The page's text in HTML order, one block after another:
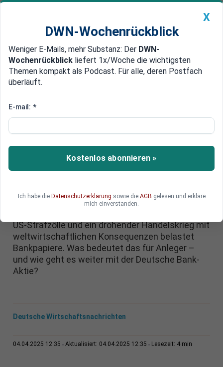
Newsticker MEIN DWN: Geldanlage Premium
Edelmetalle DWN-Magazin China
Deutsche Bank-Aktie bricht ein:
Anleger jetzt die Deutsche Bank-
Aktie verkaufen?
mehr als 11 Prozent an Wert verloren und zählt
US-Strafzölle und ein drohender Handelskrieg mit
weltwirtschaftlichen Konsequenzen belastet
Bankpapiere. Was bedeutet das für Anleger –
und wie geht es weiter mit der Deutsche Bank-
Aktie?
Deutsche Wirtschaftsnachrichten
04.04.2025 12:35 Aktualisiert: 04.04.2025 12:35 Lesezeit: 4 min
X
DWN-Wochenrückblick
Weniger E-Mails, mehr Substanz: Der DWN-
Wochenrückblick liefert 1x/Woche die wichtigsten
Themen kompakt als Podcast. Für alle, deren Postfach
überläuft.
E-mail: *
Kostenlos abonnieren »
Ich habe die Datenschutzerklärung sowie die AGB gelesen und erkläre
mich einverstanden.